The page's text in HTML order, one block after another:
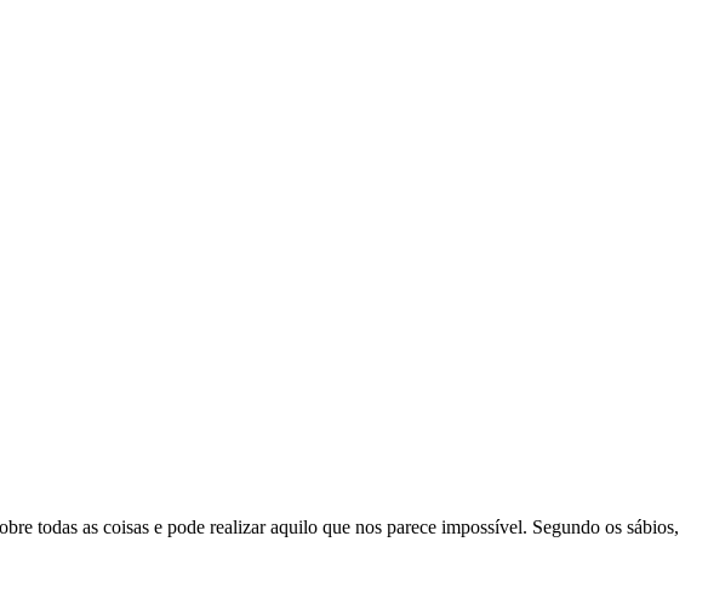
todas as coisas e pode realizar aquilo que nos parece impossível. Segundo os sábios,